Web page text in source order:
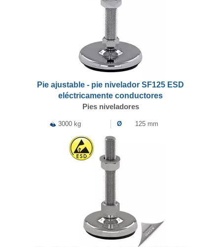
Pie ajustable - pie nivelador SF125 ESD
eléctricamente conductores
Pies niveladores
3000 kg Ø 125 mm